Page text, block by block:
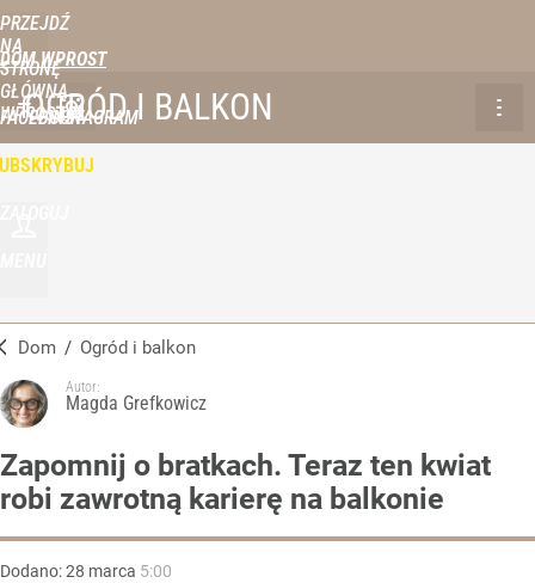
PRZEJDŹ
NA
STRONĘ
GŁÓWNĄ
WPROST.PL
DOM WPROST
FACEBOOKINSTAGRAM
OGRÓD I BALKON
Dom / Ogród i balkon
Autor:
Magda Grefkowicz
Zapomnij o bratkach. Teraz ten kwiat
robi zawrotną karierę na balkonie
Dodano:28 marca 5:00